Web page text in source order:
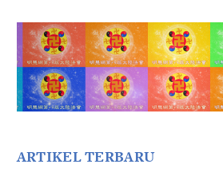
ARTIKEL TERBARU